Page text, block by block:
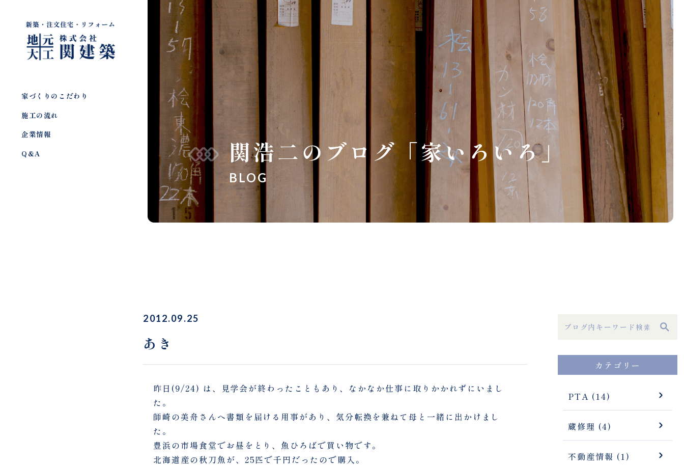
家づくりのこだわり
施工の流れ
企業情報
Q&A
関浩二のブログ「家いろいろ」
BLOG
2012.09.25
あき
昨日(9/24) は、見学会が終わったこともあり、なかなか仕事に取りかかれずにいまし
た。
師崎の美舟さんへ書類を届ける用事があり、気分転換を兼ねて母と一緒に出かけまし
た。
豊浜の市場食堂でお昼をとり、魚ひろばで買い物です。
北海道産の秋刀魚が、25匹で千円だったので購入。
カテゴリー
PTA (14)
蔵修理 (4)
不動産情報 (1)